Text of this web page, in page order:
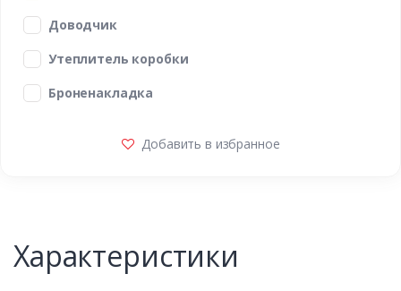
Доводчик
Утеплитель коробки
Броненакладка
Добавить в избранное
Характеристики